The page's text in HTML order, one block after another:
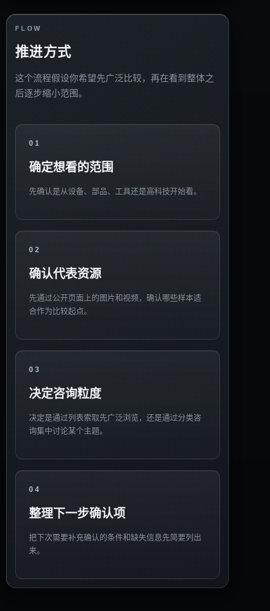
FLOW
推进方式
这个流程假设你希望先广泛比较，再在看到整体之
后逐步缩小范围。
01
确定想看的范围
先确认是从设备、部品、工具还是高科技开始看。
02
确认代表资源
先通过公开页面上的图片和视频，确认哪些样本适
合作为比较起点。
03
决定咨询粒度
决定是通过列表索取先广泛浏览，还是通过分类咨
询集中讨论某个主题。
04
整理下一步确认项
把下次需要补充确认的条件和缺失信息先简要列出
来。